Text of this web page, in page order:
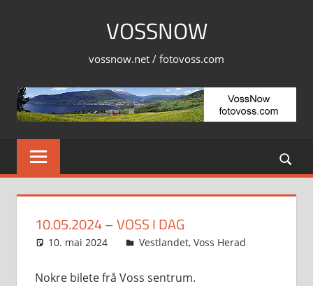
VOSSNOW
vossnow.net / fotovoss.com
10.05.2024 – VOSS I DAG
10. mai 2024 Svein
Vestlandet, Voss Herad
Nokre bilete frå Voss sentrum.